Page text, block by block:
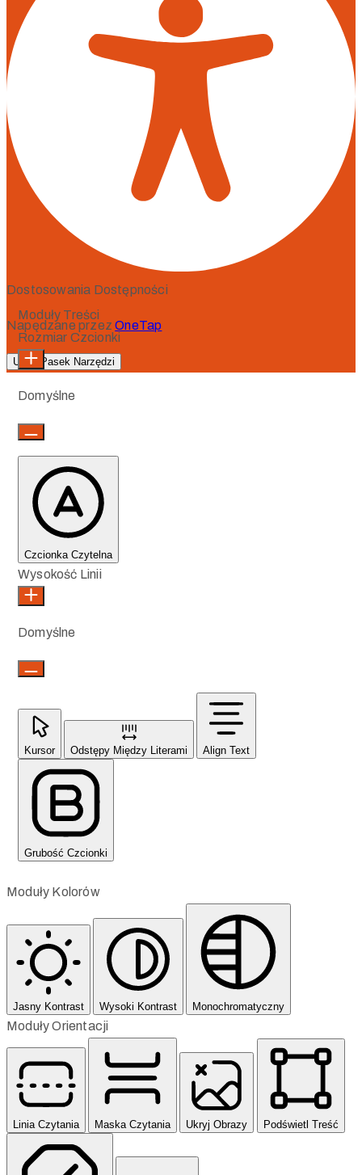
Dostosowania Dostępności
Napędzane przezOneTap
Ukryj Pasek Narzędzi
Moduły Treści
Rozmiar Czcionki
Domyślne
Czcionka Czytelna
Wysokość Linii
Domyślne
Kursor Odstępy Między Literami Align Text
Grubość Czcionki
Moduły Kolorów
Jasny Kontrast Wysoki Kontrast Monochromatyczny
Moduły Orientacji
Linia Czytania Maska Czytania Ukryj Obrazy Podświetl Treść